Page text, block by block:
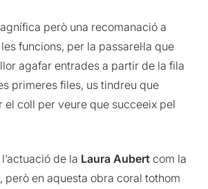
però una recomanació a
les funcions, per la passarel·la que
agafar entrades a partir de la fila
primeres files, us tindreu que
el coll per veure que succeeix pel
de la Laura Aubert com la
, però en aquesta obra coral tothom